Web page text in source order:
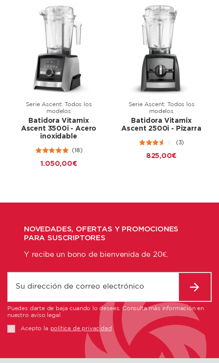
Serie Ascent: Todos los
modelos
Batidora Vitamix
Ascent 3500i - Acero
inoxidable
(18)
1.050,00 €
Serie Ascent: Todos los
modelos
Batidora Vitamix
Ascent 2500i - Pizarra
(3)
825,00 €
NOVEDADES, OFERTAS Y PROMOCIONES
PARA SUSCRIPTORES
Y recibe un bono de bienvenida de 20€.
Puedes darte de baja cuando lo desees. Consulta más información en
nuestro aviso legal
Acepto la política de privacidad